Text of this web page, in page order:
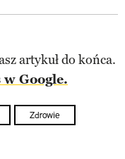
artykuł do końca.
Google.
Zdrowie